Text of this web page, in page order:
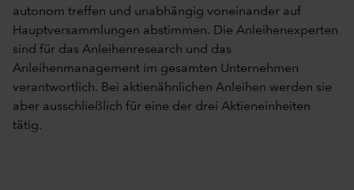
autonom treffen und unabhängig voneinander auf
Hauptversammlungen abstimmen. Die Anleihenexperten
sind für das Anleihenresearch und das
Anleihenmanagement im gesamten Unternehmen
verantwortlich. Bei aktienähnlichen Anleihen werden sie
aber ausschließlich für eine der drei Aktieneinheiten
tätig.